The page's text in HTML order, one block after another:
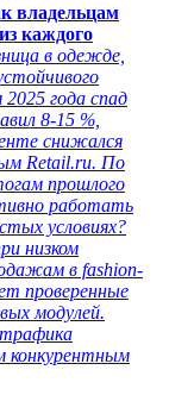
владельцам
каждого
в одежде,
года спад
8-15 %,
снижался
Retail.ru. По
прошлого
работать
условиях?
низком
в fashion-
проверенные
модулей.
трафика
конкурентным